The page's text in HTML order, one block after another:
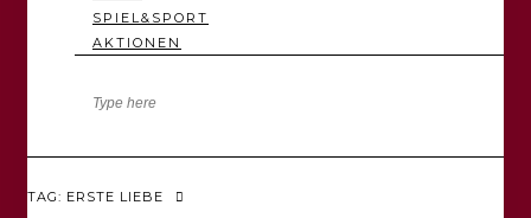
SPIEL&SPORT
AKTIONEN
TAG: ERSTE LIEBE